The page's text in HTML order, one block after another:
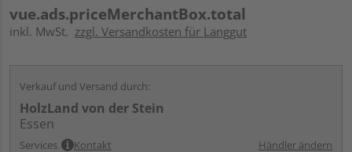
vue.ads.priceMerchantBox.total
inkl. MwSt. zzgl. Versandkosten für Langgut
Verkauf und Versand durch:
HolzLand von der Stein
Essen
Services Kontakt Händler ändern